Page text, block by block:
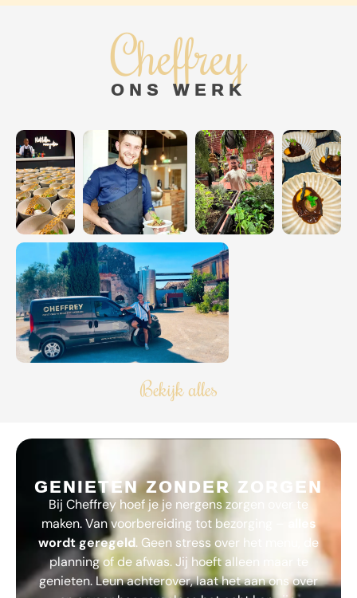
Cheffrey
ONS WERK
Bekijk alles
GENIETEN ZONDER ZORGEN
Bij Cheffrey hoef je je nergens zorgen over te
maken. Van voorbereiding tot bezorging –
alles
wordt geregeld. Geen stress over het menu, de
planning of de afwas. Jij hoeft alleen maar te
genieten. Leun achterover, laat het aan ons over